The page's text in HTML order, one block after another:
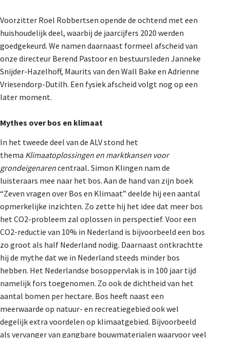
Voorzitter Roel Robbertsen opende de ochtend met een
huishoudelijk deel, waarbij de jaarcijfers 2020 werden
goedgekeurd. We namen daarnaast formeel afscheid van
onze directeur Berend Pastoor en bestuursleden Janneke
Snijder-Hazelhoff, Maurits van den Wall Bake en Adrienne
Vriesendorp-Dutilh. Een fysiek afscheid volgt nog op een
later moment.
Mythes over bos en klimaat
In het tweede deel van de ALV stond het
thema Klimaatoplossingen en marktkansen voor
grondeigenarencentraal. Simon Klingen nam de
luisteraars mee naar het bos. Aan de hand van zijn boek
“Zeven vragen over Bos en Klimaat” deelde hij een aantal
opmerkelijke inzichten. Zo zette hij het idee dat meer bos
het CO2-probleem zal oplossen in perspectief. Voor een
CO2-reductie van 10% in Nederland is bijvoorbeeld een bos
zo groot als half Nederland nodig. Daarnaast ontkrachtte
hij de mythe dat we in Nederland steeds minder bos
hebben. Het Nederlandse bosoppervlak is in 100 jaar tijd
namelijk fors toegenomen. Zo ook de dichtheid van het
aantal bomen per hectare. Bos heeft naast een
meerwaarde op natuur- en recreatiegebied ook wel
degelijk extra voordelen op klimaatgebied. Bijvoorbeeld
als vervanger van gangbare bouwmaterialen waarvoor veel